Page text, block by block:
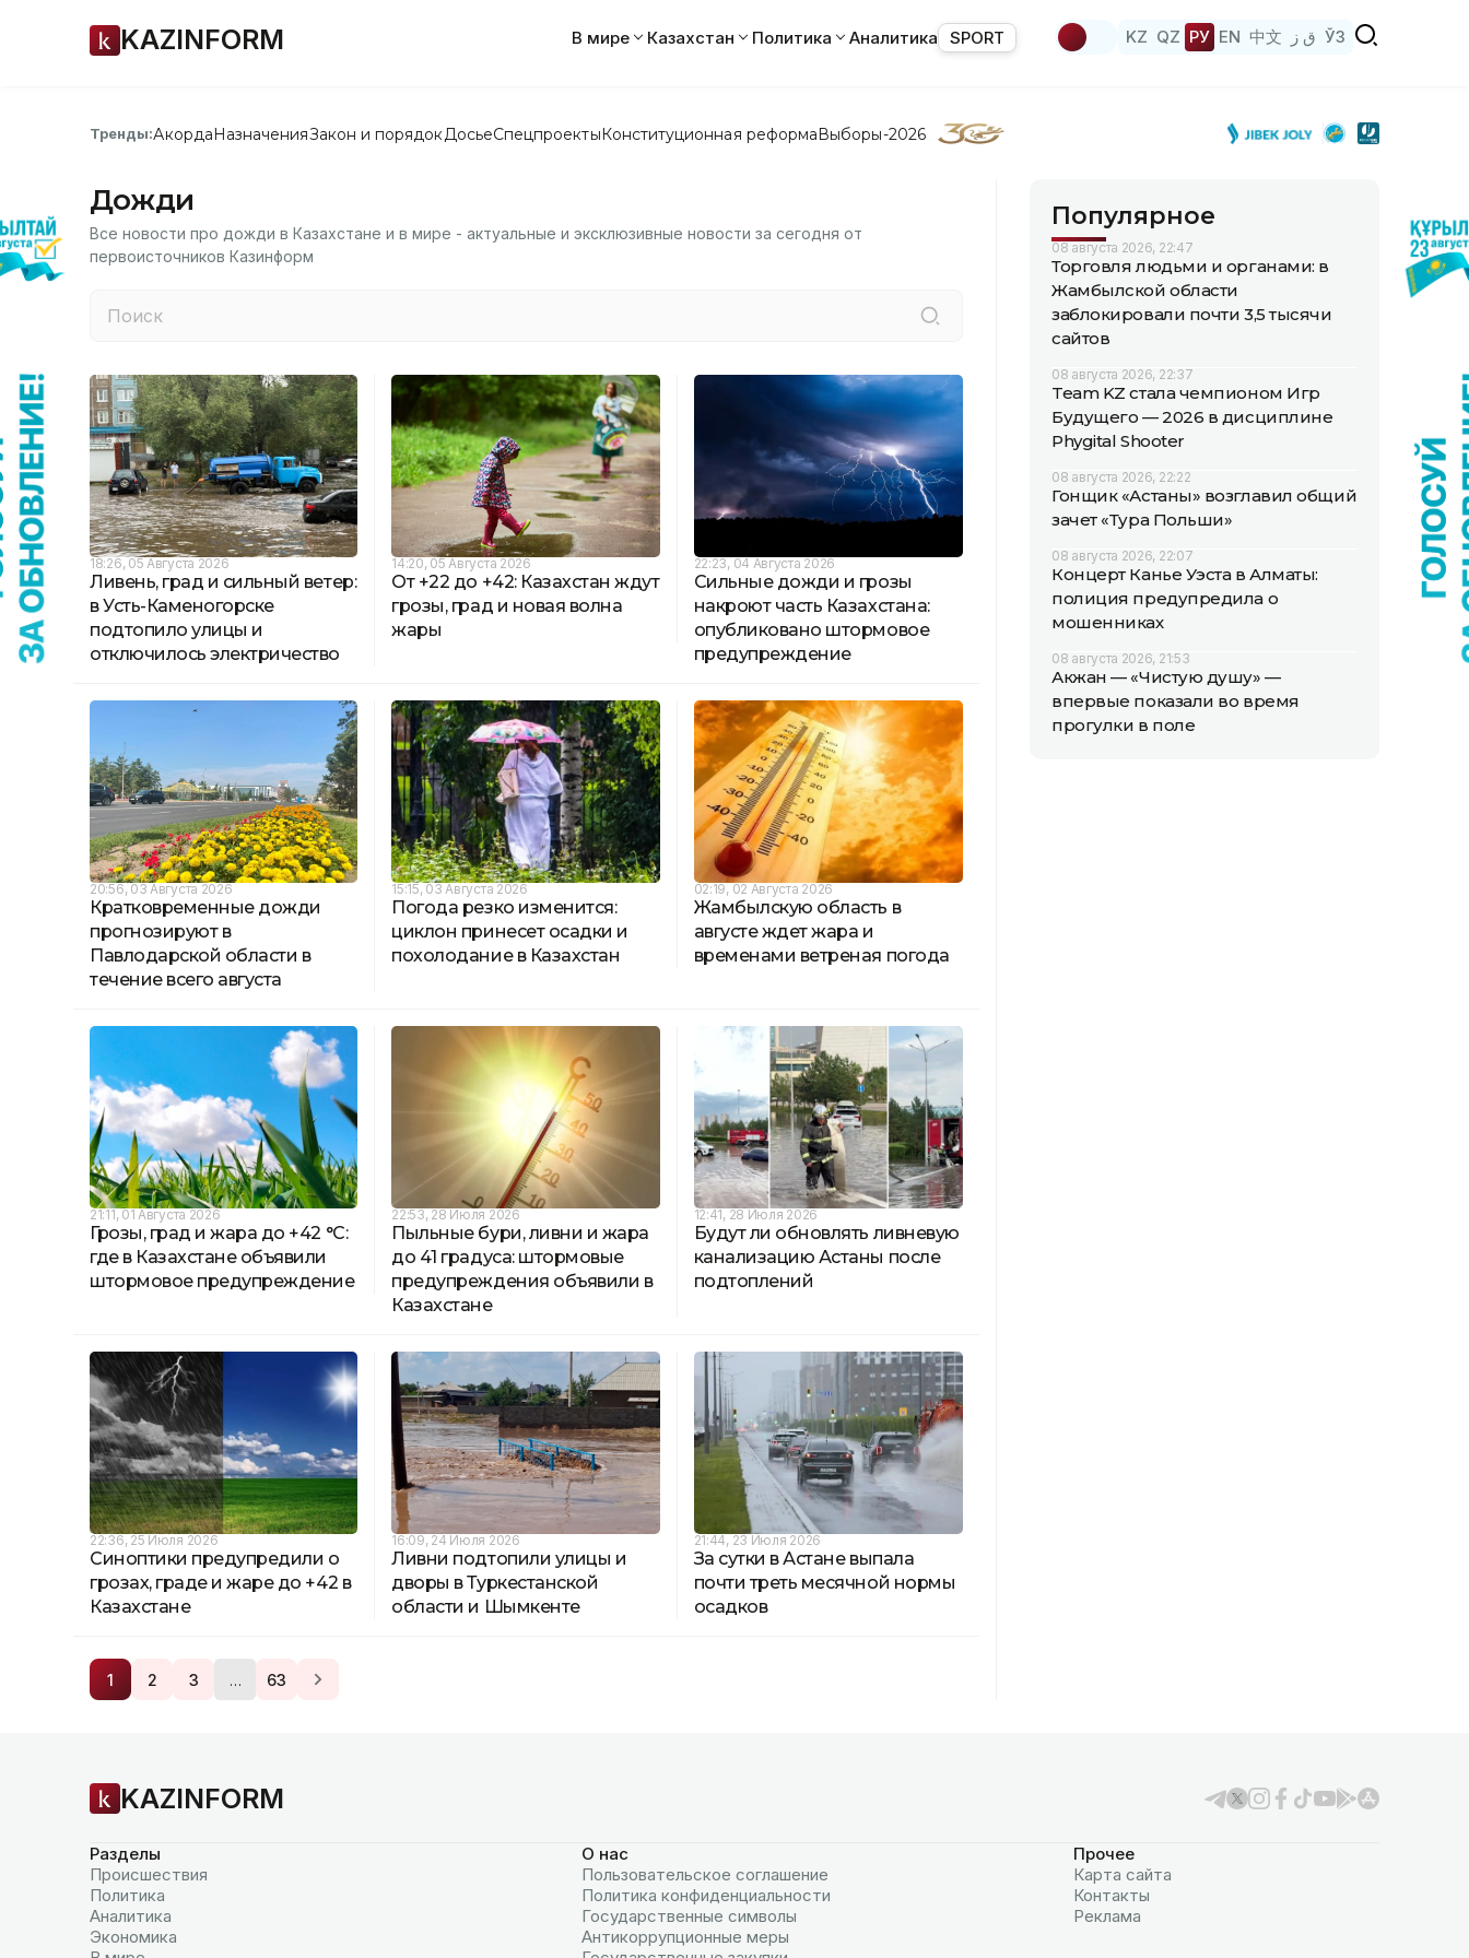
KAZINFORM В мире Казахстан Политика Аналитика SPORT KZ QZ РУ EN 中文 ق ز ЎЗ
Тренды:АкордаНазначенияЗакон и порядок ДосьеСпецпроектыКонституционная реформаВыборы-2026
Дожди
Все новости про дожди в Казахстане и в мире - актуальные и эксклюзивные новости за сегодня от
первоисточников Казинформ
18:26, 05 Августа 2026
Ливень, град и сильный ветер:
в Усть-Каменогорске
подтопило улицы и
отключилось электричество
14:20, 05 Августа 2026
От +22 до +42: Казахстан ждут
грозы, град и новая волна
жары
22:23, 04 Августа 2026
Сильные дожди и грозы
накроют часть Казахстана:
опубликовано штормовое
предупреждение
20:56, 03 Августа 2026
Кратковременные дожди
прогнозируют в
Павлодарской области в
течение всего августа
15:15, 03 Августа 2026
Погода резко изменится:
циклон принесет осадки и
похолодание в Казахстан
02:19, 02 Августа 2026
Жамбылскую область в
августе ждет жара и
временами ветреная погода
21:11, 01 Августа 2026
Грозы, град и жара до +42 °C:
где в Казахстане объявили
штормовое предупреждение
22:53, 28 Июля 2026
Пыльные бури, ливни и жара
до 41 градуса: штормовые
предупреждения объявили в
Казахстане
12:41, 28 Июля 2026
Будут ли обновлять ливневую
канализацию Астаны после
подтоплений
22:36, 25 Июля 2026
Синоптики предупредили о
грозах, граде и жаре до +42 в
Казахстане
16:09, 24 Июля 2026
Ливни подтопили улицы и
дворы в Туркестанской
области и Шымкенте
21:44, 23 Июля 2026
За сутки в Астане выпала
почти треть месячной нормы
осадков
1 2 3 … 63
Популярное
08 августа 2026, 22:47
Торговля людьми и органами: в
Жамбылской области
заблокировали почти 3,5 тысячи
сайтов
08 августа 2026, 22:37
Team KZ стала чемпионом Игр
Будущего — 2026 в дисциплине
Phygital Shooter
08 августа 2026, 22:22
Гонщик «Астаны» возглавил общий
зачет «Тура Польши»
08 августа 2026, 22:07
Концерт Канье Уэста в Алматы:
полиция предупредила о
мошенниках
08 августа 2026, 21:53
Акжан — «Чистую душу» —
впервые показали во время
прогулки в поле
KAZINFORM
Разделы
Происшествия
Политика
Аналитика
Экономика
О нас
Пользовательское соглашение
Политика конфиденциальности
Государственные символы
Антикоррупционные меры
Прочее
Карта сайта
Контакты
Реклама